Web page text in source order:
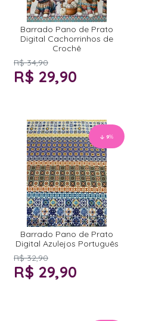
Barrado Pano de Prato
Digital Cachorrinhos de
Crochê
R$ 34,90
R$ 29,90
9%
Barrado Pano de Prato
Digital Azulejos Português
R$ 32,90
R$ 29,90